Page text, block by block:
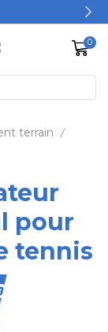
0
terrain /
pour
tennis